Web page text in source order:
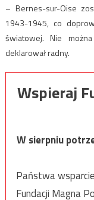
– Bernes-sur-Oise
1943-1945, co
światowej. Nie
deklarował radny.
Wspieraj
W sierpniu
Państwa
Fundacji Magna